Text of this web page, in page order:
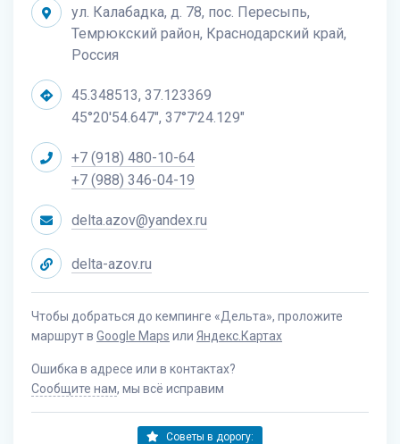
ул. Калабадка, д. 78, пос. Пересыпь,
Темрюкский район, Краснодарский край,
Россия
45.348513, 37.123369
45°20'54.647", 37°7'24.129"
+7 (918) 480-10-64
+7 (988) 346-04-19
delta.azov@yandex.ru
delta-azov.ru
Чтобы добраться до кемпинге «Дельта», проложите
маршрут в Google Maps или Яндекс.Картах
Ошибка в адресе или в контактах?
Сообщите нам, мы всё исправим
Советы в дорогу: